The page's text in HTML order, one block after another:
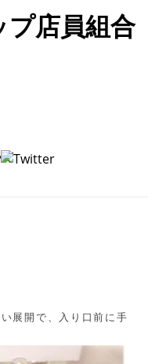
東久留米店
るPOP大賞2015！エ
展開で、入り口前に手